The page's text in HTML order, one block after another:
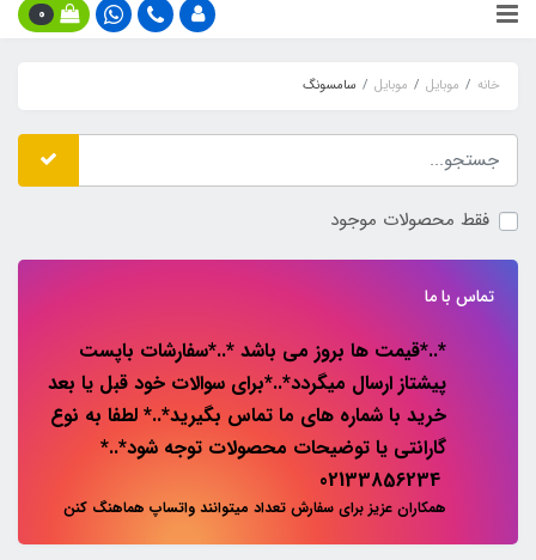
0
خانه موبایل موبایل سامسونگ
فقط محصولات موجود
تماس با ما
*..*قیمت ها بروز می باشد *..*سفارشات باپست
پیشتاز ارسال میگردد*..*برای سوالات خود قبل یا بعد
خرید با شماره های ما تماس بگیرید*..* لطفا به نوع
گارانتی یا توضیحات محصولات توجه شود*..*
همکاران عزیز برای سفارش تعداد میتوانند واتساپ هماهنگ کنن